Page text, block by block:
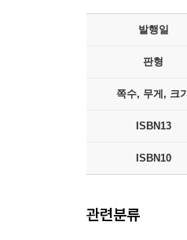
발행일
판형
쪽수, 무게, 크기
ISBN13
ISBN10
관련분류